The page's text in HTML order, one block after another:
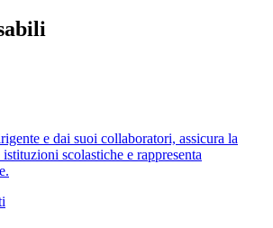
e dai suoi collaboratori, assicura la
scolastiche e rappresenta